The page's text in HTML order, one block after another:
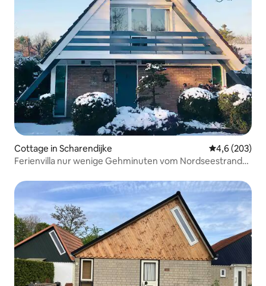
Cottage in Scharendijke
4,6 (203)
Ferienvilla nur wenige Gehminuten vom Nordseestrand